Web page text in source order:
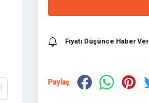
Fiyatı Düşünce Haber Ver
Paylaş